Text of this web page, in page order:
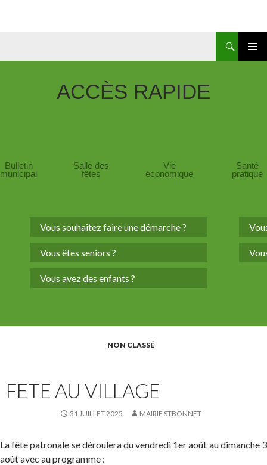
ACCÈS RAPIDE
Bulletin
municipal
Salle des
fêtes
Vie
économique
Santé
pratique
Vous souhaitez faire une démarche ?
Vous êtes seniors ?
Vous avez des enfants ?
NON CLASSÉ
FETE AU VILLAGE
31 JUILLET 2025 MAIRIE STBONNET
La fête patronale se déroulera du vendredi 1er août au dimanche 3
août avec au programme :